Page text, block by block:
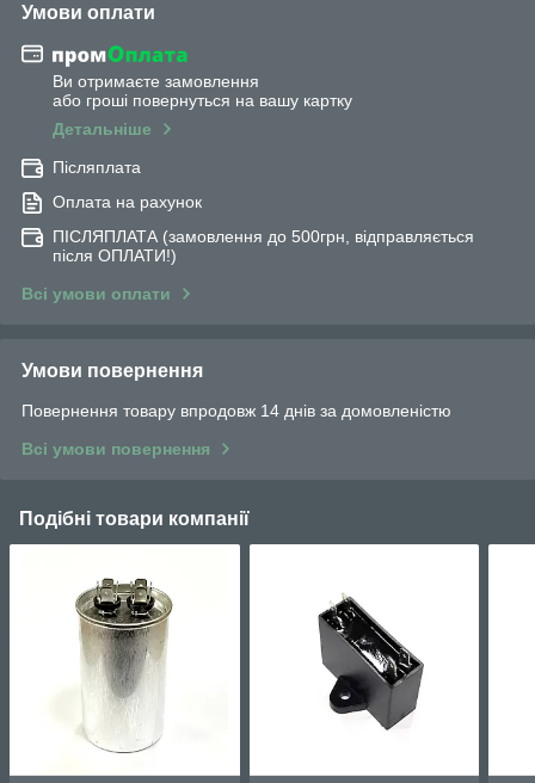
Умови оплати
Ви отримаєте замовлення
або гроші повернуться на вашу картку
Детальніше
Післяплата
Оплата на рахунок
ПІСЛЯПЛАТА (замовлення до 500грн, відправляється
після ОПЛАТИ!)
Всі умови оплати
Умови повернення
Повернення товару впродовж 14 днів за домовленістю
Всі умови повернення
Подібні товари компанії